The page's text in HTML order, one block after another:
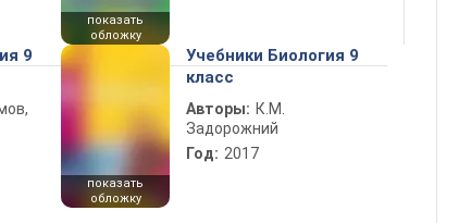
показать
обложку
9
показать
обложку
Учебники Биология 9
класс
Авторы: К.М.
Задорожний
Год: 2017